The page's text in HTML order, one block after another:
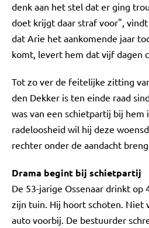
denk aan het stel dat er ging
doet krijgt daar straf voor",
dat Arie het aankomende jaar
komt, levert hem dat vijf dagen
Tot zo ver de feitelijke zitting
den Dekker is ten einde raad
was van een schietpartij bij hem
radeloosheid wil hij deze
rechter onder de aandacht
Drama begint bij schietpartij
De 53-jarige Ossenaar drinkt op
zijn tuin. Hij hoort schoten. Niet
auto voorbij. De bestuurder